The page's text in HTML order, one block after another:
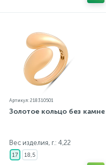
Артикул: 218310501
Золотое кольцо без камней
Вес изделия, г.: 4,22
17 18,5